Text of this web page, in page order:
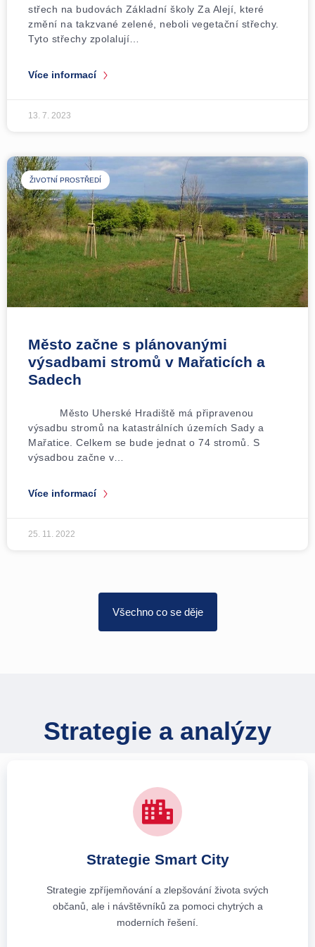
střech na budovách Základní školy Za Alejí, které
změní na takzvané zelené, neboli vegetační střechy.
Tyto střechy zpolalují…
Více informací
13. 7. 2023
ŽIVOTNÍ PROSTŘEDÍ
Město začne s plánovanými
výsadbami stromů v Mařaticích a
Sadech
Město Uherské Hradiště má připravenou
výsadbu stromů na katastrálních územích Sady a
Mařatice. Celkem se bude jednat o 74 stromů. S
výsadbou začne v…
Více informací
25. 11. 2022
Všechno co se děje
Strategie a analýzy
Strategie Smart City
Strategie zpříjemňování a zlepšování života svých
občanů, ale i návštěvníků za pomoci chytrých a
moderních řešení.